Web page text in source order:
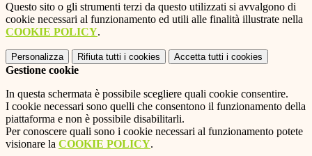
Questo sito o gli strumenti terzi da questo utilizzati si avvalgono di
cookie necessari al funzionamento ed utili alle finalità illustrate nella
COOKIE POLICY.
Personalizza Rifiuta tutti i cookies Accetta tutti i cookies
Gestione cookie
In questa schermata è possibile scegliere quali cookie consentire.
I cookie necessari sono quelli che consentono il funzionamento della
piattaforma e non è possibile disabilitarli.
Per conoscere quali sono i cookie necessari al funzionamento potete
visionare la COOKIE POLICY.